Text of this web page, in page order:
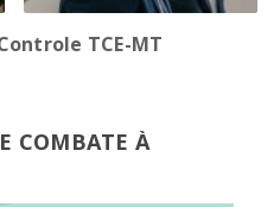
TCE-MT
COMBATE À